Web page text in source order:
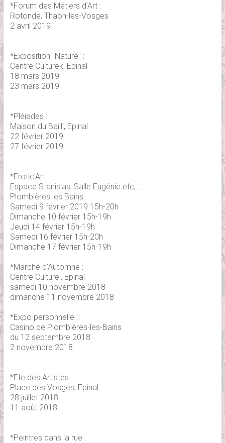
*Forum des Métiers d'Art :
Rotonde, Thaon-les-Vosges
2 avril 2019
*Exposition "Nature" :
Centre Culturek, Epinal
18 mars 2019
23 mars 2019
*Pléiades :
Maison du Bailli, Epinal
22 février 2019
27 février 2019
*Erotic'Art :
Espace Stanislas, Salle Eugénie etc,...
Plombières les Bains
Samedi 9 février 2019 15h-20h
Dimanche 10 février 15h-19h
Jeudi 14 février 15h-19h
Samedi 16 février 15h-20h
Dimanche 17 février 15h-19h
*Marché d'Automne :
Centre Culturel, Epinal
samedi 10 novembre 2018
dimanche 11 novembre 2018
*Expo personnelle :
Casino de Plombières-les-Bains
du 12 septembre 2018
2 novembre 2018
*Ete des Artistes :
Place des Vosges, Epinal
28 juillet 2018
11 août 2018
*Peintres dans la rue :